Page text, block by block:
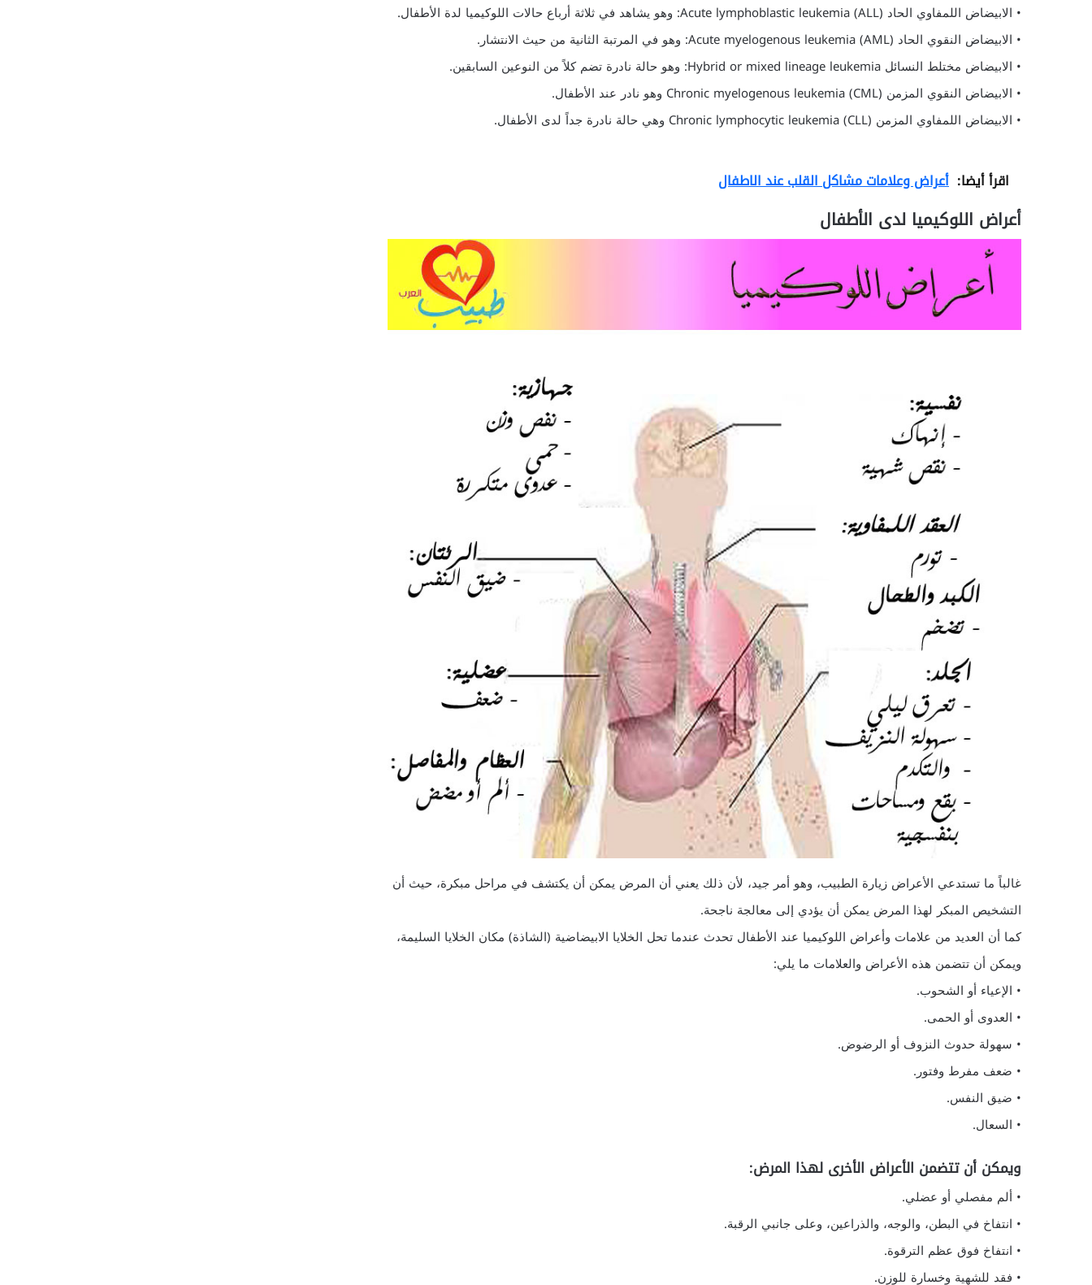
• الابيضاض اللمفاوي الحاد Acute lymphoblastic leukemia (ALL): وهو يشاهد في ثلاثة أرباع حالات اللوكيميا لدة الأطفال.
• الابيضاض النقوي الحاد Acute myelogenous leukemia (AML): وهو في المرتبة الثانية من حيث الانتشار.
• الابيضاض مختلط النسائل Hybrid or mixed lineage leukemia: وهو حالة نادرة تضم كلاً من النوعين السابقين.
• الابيضاض النقوي المزمن Chronic myelogenous leukemia (CML) وهو نادر عند الأطفال.
• الابيضاض اللمفاوي المزمن Chronic lymphocytic leukemia (CLL) وهي حالة نادرة جداً لدى الأطفال.
اقرأ أيضا: أعراض وعلامات مشاكل القلب عند الاطفال
أعراض اللوكيميا لدى الأطفال
غالباً ما تستدعي الأعراض زيارة الطبيب، وهو أمر جيد، لأن ذلك يعني أن المرض يمكن أن يكتشف في مراحل مبكرة، حيث أن
التشخيص المبكر لهذا المرض يمكن أن يؤدي إلى معالجة ناجحة.
كما أن العديد من علامات وأعراض اللوكيميا عند الأطفال تحدث عندما تحل الخلايا الابيضاضية (الشاذة) مكان الخلايا السليمة،
ويمكن أن تتضمن هذه الأعراض والعلامات ما يلي:
• الإعياء أو الشحوب.
• العدوى أو الحمى.
• سهولة حدوث النزوف أو الرضوض.
• ضعف مفرط وفتور.
• ضيق النفس.
• السعال.
ويمكن أن تتضمن الأعراض الأخرى لهذا المرض:
• ألم مفصلي أو عضلي.
• انتفاخ في البطن، والوجه، والذراعين، وعلى جانبي الرقبة.
• انتفاخ فوق عظم الترقوة.
• فقد للشهية وخسارة للوزن.